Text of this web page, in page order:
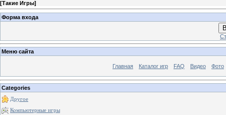
[Такие Игры]
Форма входа
Меню сайта
Главная Каталог игр FAQ Видео Фото
Categories
Другое
Компьютерные игры